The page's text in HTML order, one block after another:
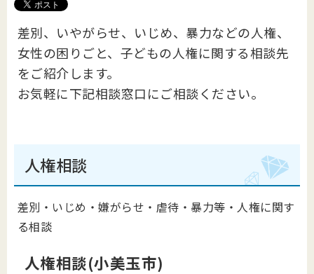
差別、いやがらせ、いじめ、暴力などの人権、
女性の困りごと、子どもの人権に関する相談先
をご紹介します。
お気軽に下記相談窓口にご相談ください。
人権相談
差別・いじめ・嫌がらせ・虐待・暴力等・人権に関す
る相談
人権相談(小美玉市)